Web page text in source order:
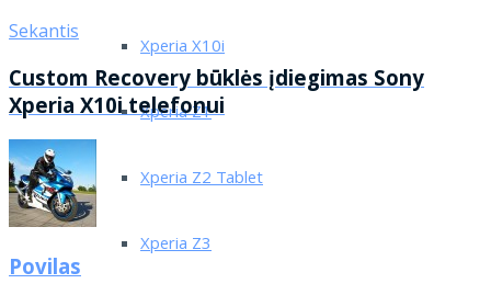
Xperia X10i
Xperia Z1
Xperia Z2 Tablet
Xperia Z3
Sekantis
Custom Recovery būklės įdiegimas Sony
Xperia X10i telefonui
Povilas